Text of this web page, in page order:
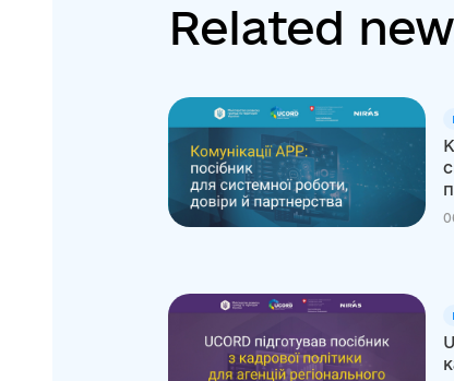
Related